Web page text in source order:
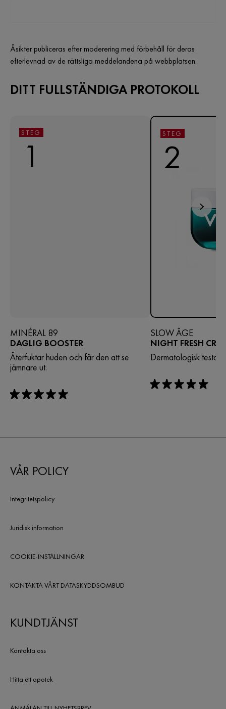
Åsikter publiceras efter moderering med förbehåll för deras
efterlevnad av de rättsliga meddelandena på webbplatsen.
DITT FULLSTÄNDIGA PROTOKOLL
STEG
1
MINÉRAL 89
DAGLIG BOOSTER
Återfuktar huden och får den att se
jämnare ut.
rating: 5 out of 5
STEG
2
SLOW ÂGE
NIGHT FRESH
Dermatologisk testad
rating: 5 out of 5
VÅR POLICY
Integritetspolicy
Juridisk information
COOKIE-INSTÄLLNINGAR
KONTAKTA VÅRT DATASKYDDSOMBUD
KUNDTJÄNST
Kontakta oss
Hitta ett apotek